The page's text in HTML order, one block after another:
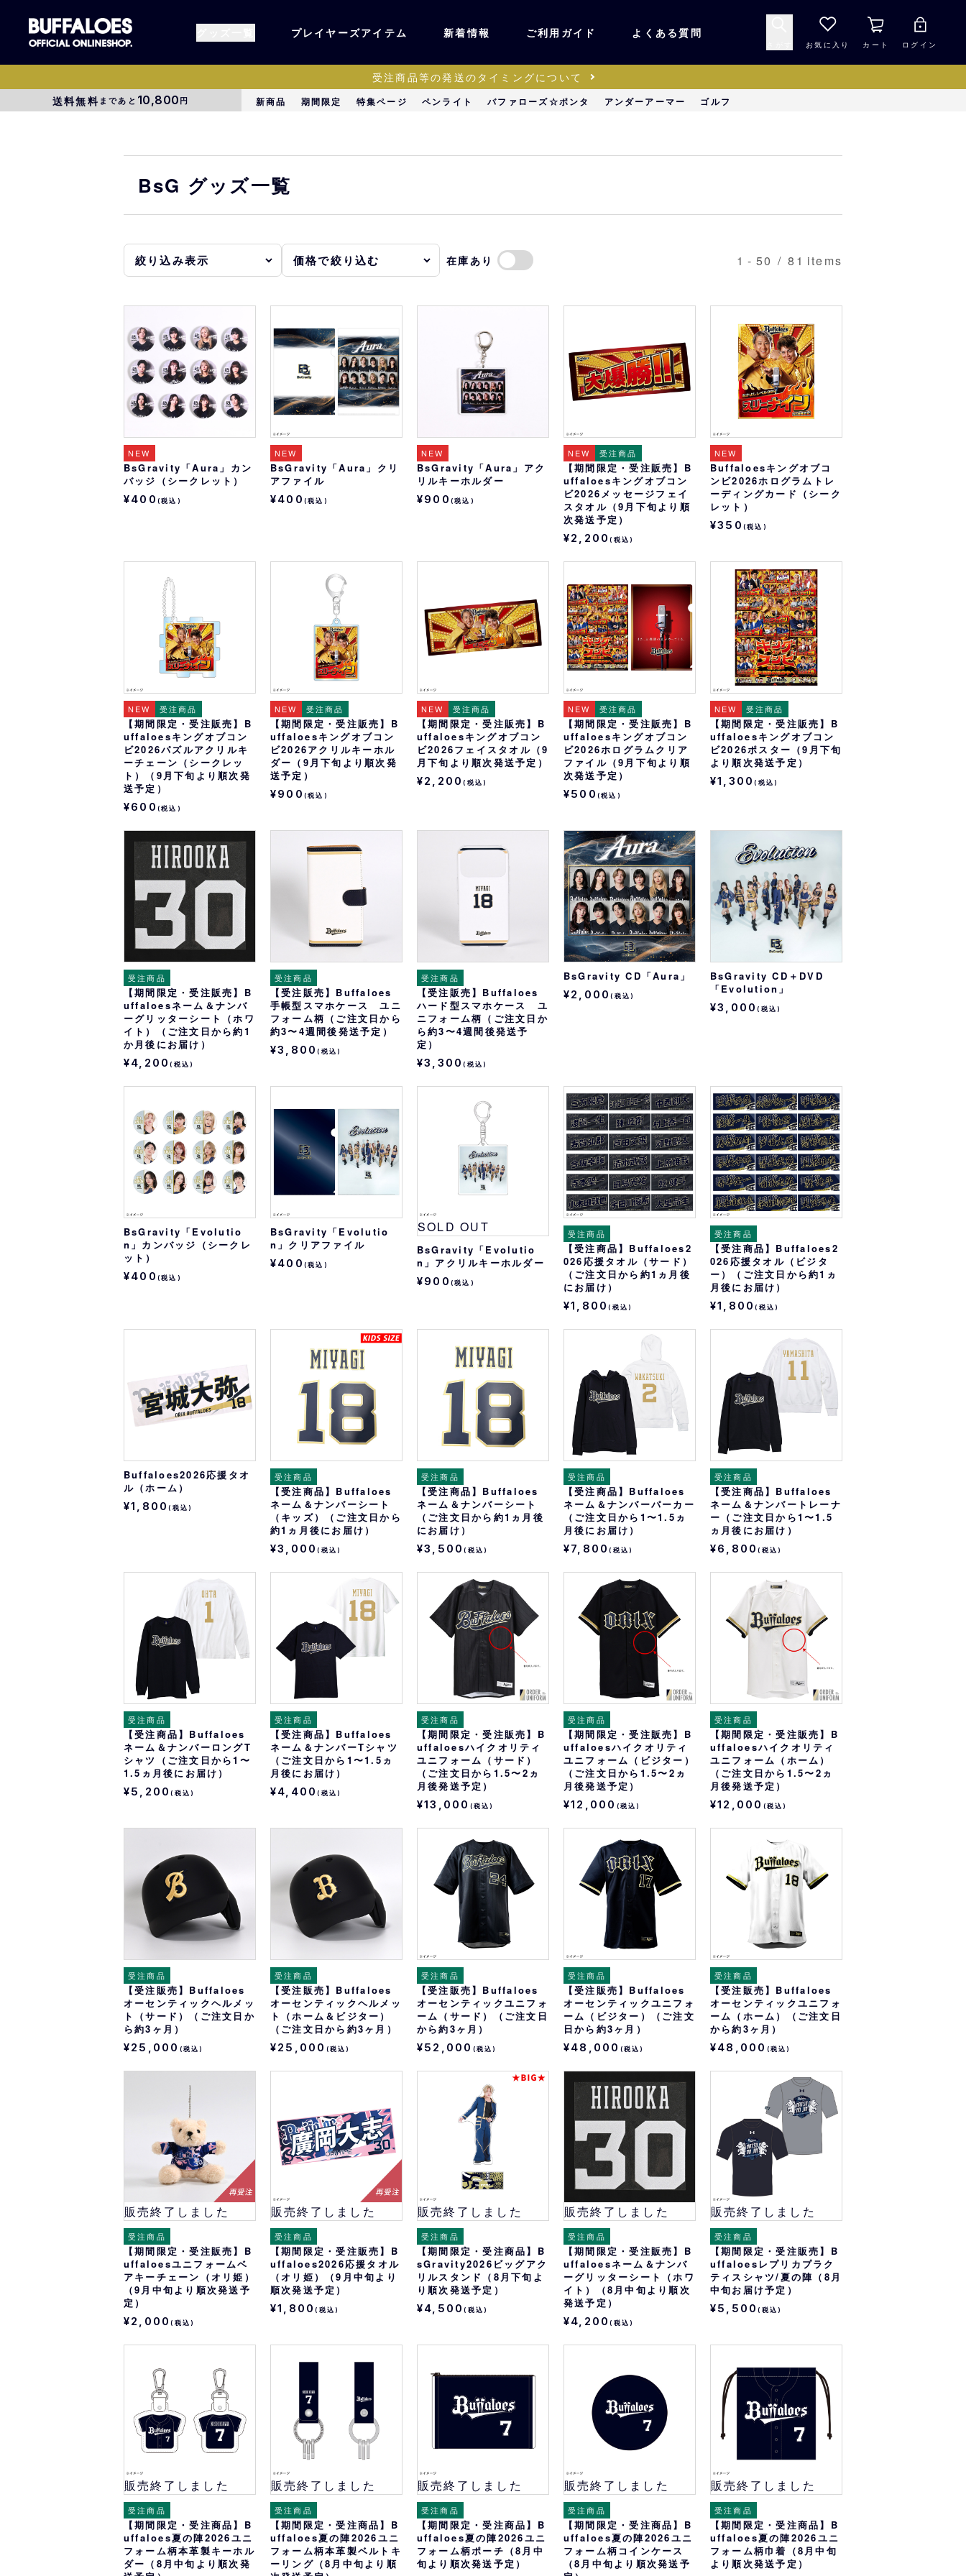
すべてのグッズ オーセンティック
ユニフォーム・ワッ
キャップ・ヘルメッ
タオル各種 アパレル キッズ・ベビー バッグ
マスコット・バファ
コラボグッズ キッチン・食品 スマホ用品
EC限定販売 キーホルダー 1000円未満
オリっこにおすすめ
プレイヤーズアイテム 新着情報 ご利用ガイド よくある質問
お気に入り カート ログイン
受注商品等の発送のタイミングについて
送料無料まであと 10,800円 新商品 期間限定 特集ページ ペンライト バファローズ☆ポンタ アンダーアーマー ゴルフ
BsG グッズ一覧
在庫あり 1 - 50 / 81 items
NEW
BsGravity「Aura」カン
バッジ（シークレット）
¥400 (税込)
NEW
BsGravity「Aura」クリ
アファイル
¥400 (税込)
NEW
BsGravity「Aura」アク
リルキーホルダー
¥900 (税込)
NEW 受注商品
【期間限定・受注販売】B
uffaloesキングオブコン
ビ2026メッセージフェイ
スタオル（9月下旬より順
次発送予定）
¥2,200(税込)
NEW
Buffaloesキングオブコ
ンビ2026ホログラムトレ
ーディングカード（シーク
レット）
¥350 (税込)
NEW 受注商品
【期間限定・受注販売】B
uffaloesキングオブコン
ビ2026パズルアクリルキ
ーチェーン（シークレッ
ト）（9月下旬より順次発
送予定）
¥600 (税込)
NEW 受注商品
【期間限定・受注販売】B
uffaloesキングオブコン
ビ2026アクリルキーホル
ダー（9月下旬より順次発
送予定）
¥900 (税込)
NEW 受注商品
【期間限定・受注販売】B
uffaloesキングオブコン
ビ2026フェイスタオル（9
月下旬より順次発送予定）
¥2,200(税込)
NEW 受注商品
【期間限定・受注販売】B
uffaloesキングオブコン
ビ2026ホログラムクリア
ファイル（9月下旬より順
次発送予定）
¥500 (税込)
NEW 受注商品
【期間限定・受注販売】B
uffaloesキングオブコン
ビ2026ポスター（9月下旬
より順次発送予定）
¥1,300(税込)
受注商品
【期間限定・受注販売】B
uffaloesネーム＆ナンバ
ーグリッターシート（ホワ
イト）（ご注文日から約1
か月後にお届け）
¥4,200(税込)
受注商品
【受注販売】Buffaloes
手帳型スマホケース ユニ
フォーム柄（ご注文日から
約3〜4週間後発送予定）
¥3,800(税込)
受注商品
【受注販売】Buffaloes
ハード型スマホケース ユ
ニフォーム柄（ご注文日か
ら約3〜4週間後発送予
定）
¥3,300(税込)
BsGravity CD「Aura」
¥2,000(税込)
BsGravity CD＋DVD
「Evolution」
¥3,000(税込)
BsGravity「Evolutio
n」カンバッジ（シークレ
ット）
¥400 (税込)
BsGravity「Evolutio
n」クリアファイル
¥400 (税込)
SOLD OUT
BsGravity「Evolutio
n」アクリルキーホルダー
¥900 (税込)
受注商品
【受注商品】Buffaloes2
026応援タオル（サード）
（ご注文日から約1ヵ月後
にお届け）
¥1,800(税込)
受注商品
【受注商品】Buffaloes2
026応援タオル（ビジタ
ー）（ご注文日から約1ヵ
月後にお届け）
¥1,800(税込)
Buffaloes2026応援タオ
ル（ホーム）
¥1,800(税込)
受注商品
【受注商品】Buffaloes
ネーム＆ナンバーシート
（キッズ）（ご注文日から
約1ヵ月後にお届け）
¥3,000(税込)
受注商品
【受注商品】Buffaloes
ネーム＆ナンバーシート
（ご注文日から約1ヵ月後
にお届け）
¥3,500(税込)
受注商品
【受注商品】Buffaloes
ネーム＆ナンバーパーカー
（ご注文日から1〜1.5ヵ
月後にお届け）
¥7,800(税込)
受注商品
【受注商品】Buffaloes
ネーム＆ナンバートレーナ
ー（ご注文日から1〜1.5
ヵ月後にお届け）
¥6,800(税込)
受注商品
【受注商品】Buffaloes
ネーム＆ナンバーロングT
シャツ（ご注文日から1〜
1.5ヵ月後にお届け）
¥5,200(税込)
受注商品
【受注商品】Buffaloes
ネーム＆ナンバーTシャツ
（ご注文日から1〜1.5ヵ
月後にお届け）
¥4,400(税込)
受注商品
【期間限定・受注販売】B
uffaloesハイクオリティ
ユニフォーム（サード）
（ご注文日から1.5〜2ヵ
月後発送予定）
¥13,000 (税込)
受注商品
【期間限定・受注販売】B
uffaloesハイクオリティ
ユニフォーム（ビジター）
（ご注文日から1.5〜2ヵ
月後発送予定）
¥12,000 (税込)
受注商品
【期間限定・受注販売】B
uffaloesハイクオリティ
ユニフォーム（ホーム）
（ご注文日から1.5〜2ヵ
月後発送予定）
¥12,000 (税込)
受注商品
【受注販売】Buffaloes
オーセンティックヘルメッ
ト（サード）（ご注文日か
ら約3ヶ月）
¥25,000 (税込)
受注商品
【受注販売】Buffaloes
オーセンティックヘルメッ
ト（ホーム＆ビジター）
（ご注文日から約3ヶ月）
¥25,000 (税込)
受注商品
【受注販売】Buffaloes
オーセンティックユニフォ
ーム（サード）（ご注文日
から約3ヶ月）
¥52,000 (税込)
受注商品
【受注販売】Buffaloes
オーセンティックユニフォ
ーム（ビジター）（ご注文
日から約3ヶ月）
¥48,000 (税込)
受注商品
【受注販売】Buffaloes
オーセンティックユニフォ
ーム（ホーム）（ご注文日
から約3ヶ月）
¥48,000 (税込)
販売終了しました
受注商品
【期間限定・受注販売】B
uffaloesユニフォームベ
アキーチェーン（オリ姫）
（9月中旬より順次発送予
定）
¥2,000(税込)
販売終了しました
受注商品
【期間限定・受注販売】B
uffaloes2026応援タオル
（オリ姫）（9月中旬より
順次発送予定）
¥1,800(税込)
販売終了しました
受注商品
【期間限定・受注商品】B
sGravity2026ビッグアク
リルスタンド（8月下旬よ
り順次発送予定）
¥4,500(税込)
販売終了しました
受注商品
【期間限定・受注販売】B
uffaloesネーム＆ナンバ
ーグリッターシート（ホワ
イト）（8月中旬より順次
発送予定）
¥4,200(税込)
販売終了しました
受注商品
【期間限定・受注販売】B
uffaloesレプリカプラク
ティスシャツ/夏の陣（8月
中旬お届け予定）
¥5,500(税込)
販売終了しました
受注商品
【期間限定・受注商品】B
uffaloes夏の陣2026ユニ
フォーム柄本革製キーホル
ダー（8月中旬より順次発
販売終了しました
受注商品
【期間限定・受注商品】B
uffaloes夏の陣2026ユニ
フォーム柄本革製ベルトキ
ーリング（8月中旬より順
販売終了しました
受注商品
【期間限定・受注商品】B
uffaloes夏の陣2026ユニ
フォーム柄ポーチ（8月中
旬より順次発送予定）
販売終了しました
受注商品
【期間限定・受注商品】B
uffaloes夏の陣2026ユニ
フォーム柄コインケース
（8月中旬より順次発送予
販売終了しました
受注商品
【期間限定・受注商品】B
uffaloes夏の陣2026ユニ
フォーム柄巾着（8月中旬
より順次発送予定）